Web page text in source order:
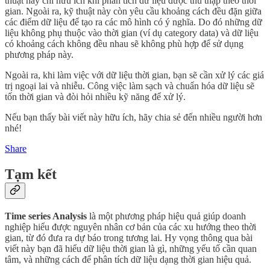
gian. Ngoài ra, kỹ thuật này còn yêu cầu khoảng cách đều đặn giữa
các điểm dữ liệu để tạo ra các mô hình có ý nghĩa. Do đó những dữ
liệu không phụ thuộc vào thời gian (ví dụ category data) và dữ liệu
có khoảng cách không đều nhau sẽ không phù hợp để sử dụng
phương pháp này.
Ngoài ra, khi làm việc với dữ liệu thời gian, bạn sẽ cần xử lý các giá
trị ngoại lai và nhiễu. Công việc làm sạch và chuẩn hóa dữ liệu sẽ
tốn thời gian và đòi hỏi nhiều kỹ năng để xử lý.
Nếu bạn thấy bài viết này hữu ích, hãy chia sẻ đến nhiều người hơn
nhé!
Share
Tạm kết
Time series Analysis là một phương pháp hiệu quả giúp doanh
nghiệp hiểu được nguyên nhân cơ bản của các xu hướng theo thời
gian, từ đó đưa ra dự báo trong tương lai. Hy vọng thông qua bài
viết này bạn đã hiểu dữ liệu thời gian là gì, những yếu tố cần quan
tâm, và những cách để phân tích dữ liệu dạng thời gian hiệu quả.